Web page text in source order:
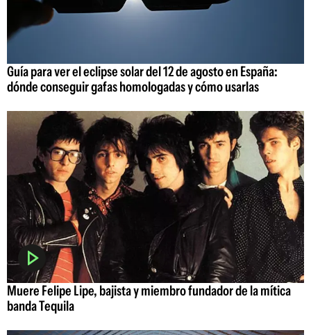
Guía para ver el eclipse solar del 12 de agosto en España:
dónde conseguir gafas homologadas y cómo usarlas
Muere Felipe Lipe, bajista y miembro fundador de la mítica
banda Tequila